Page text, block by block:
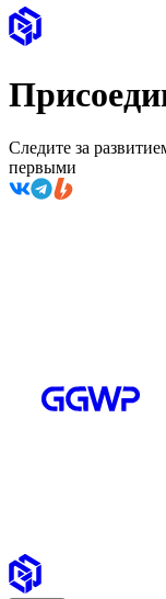
Следите за
первыми